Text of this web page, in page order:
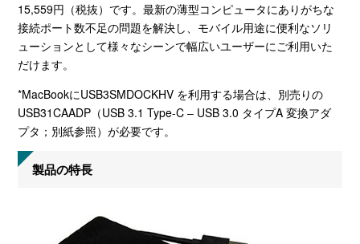
15,559円（税抜）です。最新の薄型コンピュータにありがちな
接続ポート数不足の問題を解決し、モバイル用途に便利なソリ
ューションとして様々なシーンで幅広いユーザーにご利用いた
だけます。
*MacBookにUSB3SMDOCKHV を利用する場合は、別売りの
USB31CAADP（USB 3.1 Type-C – USB 3.0 タイプA 変換アダ
プタ；別紙参照）が必要です。
製品の特長